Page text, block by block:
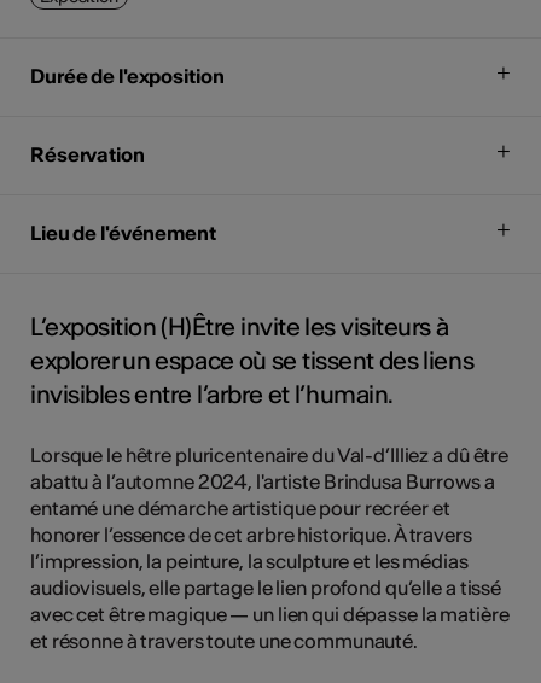
Durée de l'exposition
Réservation
Lieu de l'événement
L’exposition (H)Être invite les visiteurs à
explorer un espace où se tissent des liens
invisibles entre l’arbre et l’humain.
Lorsque le hêtre pluricentenaire du Val-d’Illiez a dû être
abattu à l’automne 2024, l'artiste Brindusa Burrows a
entamé une démarche artistique pour recréer et
honorer l’essence de cet arbre historique. À travers
l’impression, la peinture, la sculpture et les médias
audiovisuels, elle partage le lien profond qu’elle a tissé
avec cet être magique — un lien qui dépasse la matière
et résonne à travers toute une communauté.